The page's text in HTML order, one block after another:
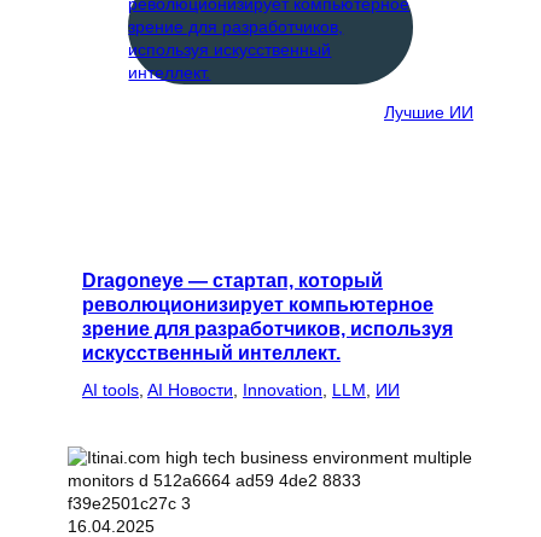
Лучшие ИИ
Dragoneye — стартап, который
революционизирует компьютерное
зрение для разработчиков, используя
искусственный интеллект.
AI tools AI Новости Innovation LLM ИИ
16.04.2025